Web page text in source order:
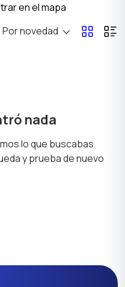
Herramientas de mano
construcción
en el mapa
Por novedad
nada
lo que buscabas
y prueba de nuevo